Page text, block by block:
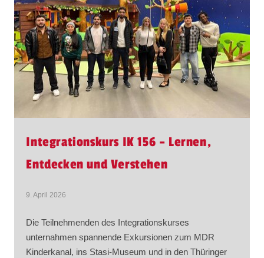
Integrationskurs IK 156 – Lernen,
Entdecken und Verstehen
9. April 2026
Die Teilnehmenden des Integrationskurses
unternahmen spannende Exkursionen zum MDR
Kinderkanal, ins Stasi-Museum und in den Thüringer